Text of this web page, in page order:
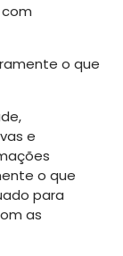
o que
e
o que
para
as